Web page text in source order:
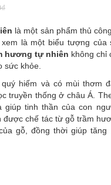
là một sản phẩm thủ
là một biểu tượng của
hương tự nhiên không chỉ
sức khỏe.
hiếm và có mùi thơm
truyền thống ở châu Á.
tinh thần của con
chế tác từ gỗ trầm
gỗ, đồng thời giúp tăng